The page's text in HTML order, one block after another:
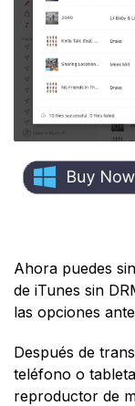
Ahora puedes
de iTunes sin
las opciones
Después de
teléfono o
reproductor de